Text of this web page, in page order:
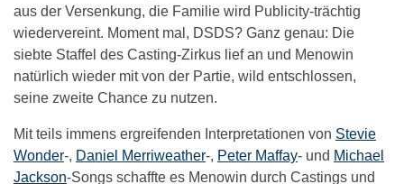
aus der Versenkung, die Familie wird Publicity-trächtig
wiedervereint. Moment mal, DSDS? Ganz genau: Die
siebte Staffel des Casting-Zirkus lief an und Menowin
natürlich wieder mit von der Partie, wild entschlossen,
seine zweite Chance zu nutzen.
Mit teils immens ergreifenden Interpretationen von Stevie
Wonder-, Daniel Merriweather-, Peter Maffay- und Michael
Jackson-Songs schaffte es Menowin durch Castings und